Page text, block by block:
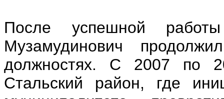
После успешной
Музамудинович
должностях. С 2007 по
Стальский район, где